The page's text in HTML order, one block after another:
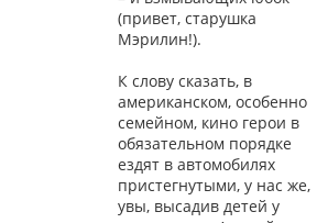
(привет, старушка
Мэрилин!).
К слову сказать, в
американском, особенно
семейном, кино герои в
обязательном порядке
ездят в автомобилях
пристегнутыми, у нас же,
увы, высадив детей у